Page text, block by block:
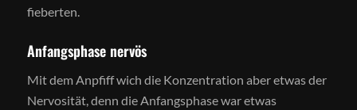
fieberten.
Anfangsphase nervös
Mit dem Anpfiff wich die Konzentration aber etwas der
Nervosität, denn die Anfangsphase war etwas